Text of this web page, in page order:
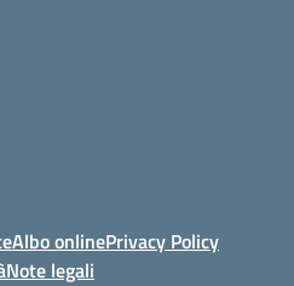
Albo onlinePrivacy Policy
Note legali